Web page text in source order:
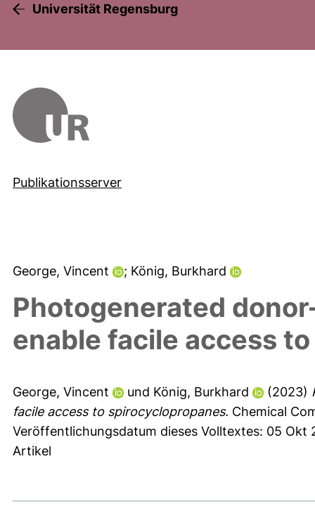
Universität Regensburg
Publikationsserver
George, Vincent ; König, Burkhard
Photogenerated
enable facile access
George, Vincent und König, Burkhard (2023)
facile access to spirocyclopropanes. Chemical
Veröffentlichungsdatum dieses Volltextes: 05 Okt
Artikel